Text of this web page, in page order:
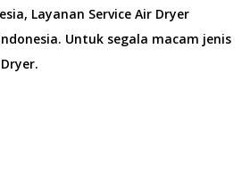
Layanan Service Air Dryer
Untuk segala macam jenis